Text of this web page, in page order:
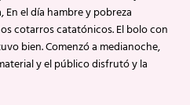
el día hambre y pobreza
cotarros catatónicos. El bolo con
bien. Comenzó a medianoche,
y el público disfrutó y la